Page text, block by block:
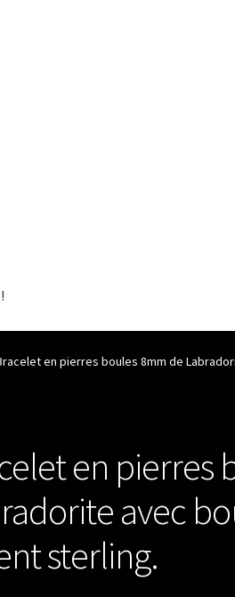
en pierres boules 8mm de
en pierres
avec
sterling.